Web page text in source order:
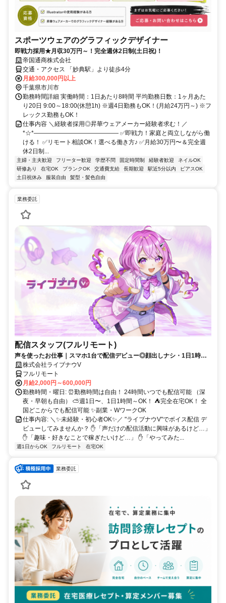
スポーツウェアのグラフィックデザイナー
即戦力採用★月収30万円～！完全週休2日制(土日祝)！
帝国通商株式会社
交通・アクセス 「妙典駅」より徒歩4分
月給300,000円以上
千葉県市川市
勤務時間詳細 実働時間：1日あたり8時間 平均勤務日数：1ヶ月あた
り20日 9:00～18:00(休憩1h) ※週4日勤務もOK！(月給24万円～) ※フ
レックス勤務もOK！
仕事内容 ＼経験者採用◎昇華ウェアメーカー経験者求む！／
*☆*―――――――――――――― ✅即戦力！家庭と両立しながら働
ける！ ✅リモート相談OK！選べる働き方♪ ✅月給30万円〜＆完全週
休2日制...
主婦・主夫歓迎 フリーター歓迎 学歴不問 固定時間制 経験者歓迎
ネイルOK
研修あり
在宅OK ブランクOK 交通費支給 長期歓迎 駅近5分以内
ピアスOK
土日祝休み
服装自由 髪型・髪色自由
業務委託
配信スタッフ(フルリモート)
声を使ったお仕事｜スマホ1台で配信デビュー◎顔出しナシ・1日1時間
～OK♪
株式会社ライブナウV
フルリモート
月給2,000円～600,000円
勤務時間・曜日: ⏰勤務時間は自由！ 24時間いつでも配信可能 （深
夜・早朝も自由） ⛅週1日〜、1日1時間～OK！ ⛺完全在宅OK！ 全
国どこからでも配信可能 ✨副業・WワークOK
仕事内容: ＼✨未経験・初心者OK✨／ "ライブナウV"でボイス配信 デ
ビューしてみませんか？ ✋「声だけの配信活動に興味があるけど…」
✋「趣味・好きなことで稼ぎたいけど…」 ✋「やってみた...
週1日からOK フルリモート 在宅OK
業務委託